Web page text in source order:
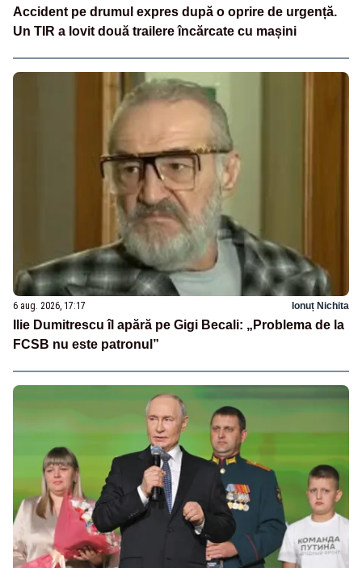
Accident pe drumul expres după o oprire de urgență.
Un TIR a lovit două trailere încărcate cu mașini
6 aug. 2026, 17:17 Ionuț Nichita
Ilie Dumitrescu îl apără pe Gigi Becali: „Problema de la
FCSB nu este patronul”